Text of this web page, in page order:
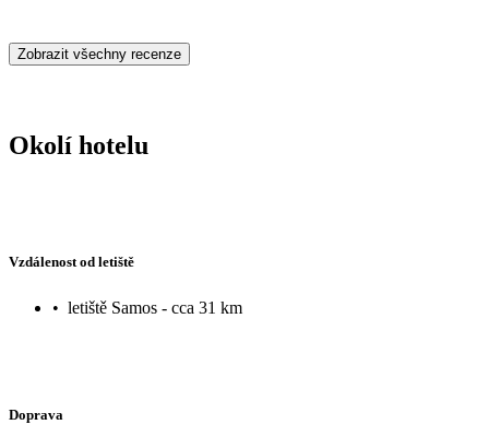
Zobrazit všechny recenze
Okolí hotelu
Vzdálenost od letiště
• letiště Samos - cca 31 km
Doprava